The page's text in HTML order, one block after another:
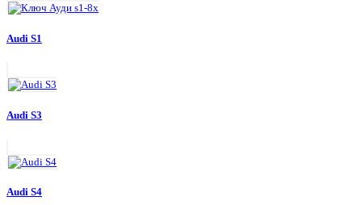
Audi S1
Audi S3
Audi S4